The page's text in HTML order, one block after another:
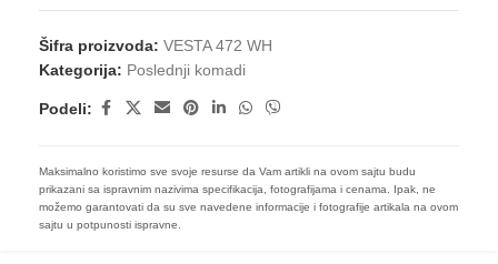
Šifra proizvoda: VESTA 472 WH
Kategorija: Poslednji komadi
Podeli:
Maksimalno koristimo sve svoje resurse da Vam artikli na ovom sajtu budu
prikazani sa ispravnim nazivima specifikacija, fotografijama i cenama. Ipak, ne
možemo garantovati da su sve navedene informacije i fotografije artikala na ovom
sajtu u potpunosti ispravne.